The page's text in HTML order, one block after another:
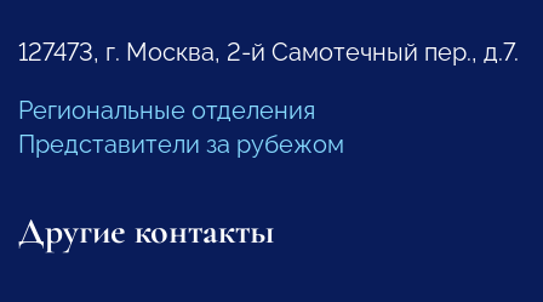
127473, г. Москва, 2-й Самотечный пер., д.7.
Региональные отделения
Представители за рубежом
Другие контакты